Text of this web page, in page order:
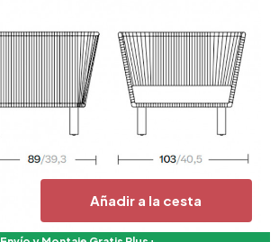
Añadir a la cesta